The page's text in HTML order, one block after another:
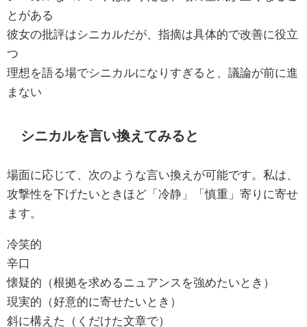
とがある
彼女の批評はシニカルだが、指摘は具体的で改善に役立
つ
理想を語る場でシニカルになりすぎると、議論が前に進
まない
シニカルを言い換えてみると
場面に応じて、次のような言い換えが可能です。私は、
攻撃性を下げたいときほど「冷静」「慎重」寄りに寄せ
ます。
冷笑的
辛口
懐疑的（根拠を求めるニュアンスを強めたいとき）
現実的（好意的に寄せたいとき）
斜に構えた（くだけた文章で）